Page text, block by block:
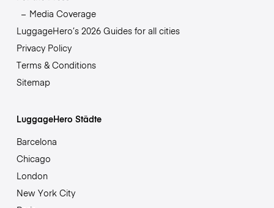
Media Coverage
LuggageHero’s 2026 Guides for all cities
Privacy Policy
Terms & Conditions
Sitemap
LuggageHero Städte
Barcelona
Chicago
London
New York City